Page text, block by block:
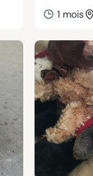
1 mois